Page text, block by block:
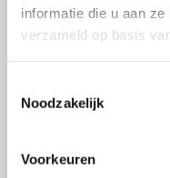
informatie die u aan
verzameld op basis
Noodzakelijk
Voorkeuren
1